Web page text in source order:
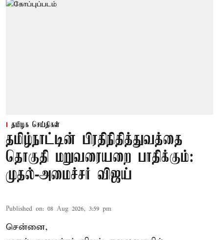
தமிழக செய்திகள்
தமிழ்நாட்டின் பிரதிநிதித்துவத்தை
தொகுதி மறுவரையறை பாதிக்கும்:
முதல்-அமைச்சர் விஜய்
Published on: 08 Aug 2026, 3:59 pm
சென்னை,